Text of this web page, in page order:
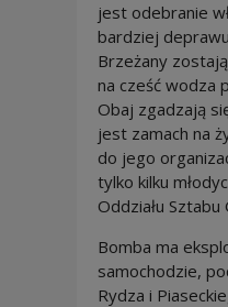
jest odebranie
bardziej
Brzeżany
na cześć wodza
Obaj zgadzają
jest zamach na
do jego
tylko kilku
Oddziału
Bomba ma
samochodzie,
Rydza i